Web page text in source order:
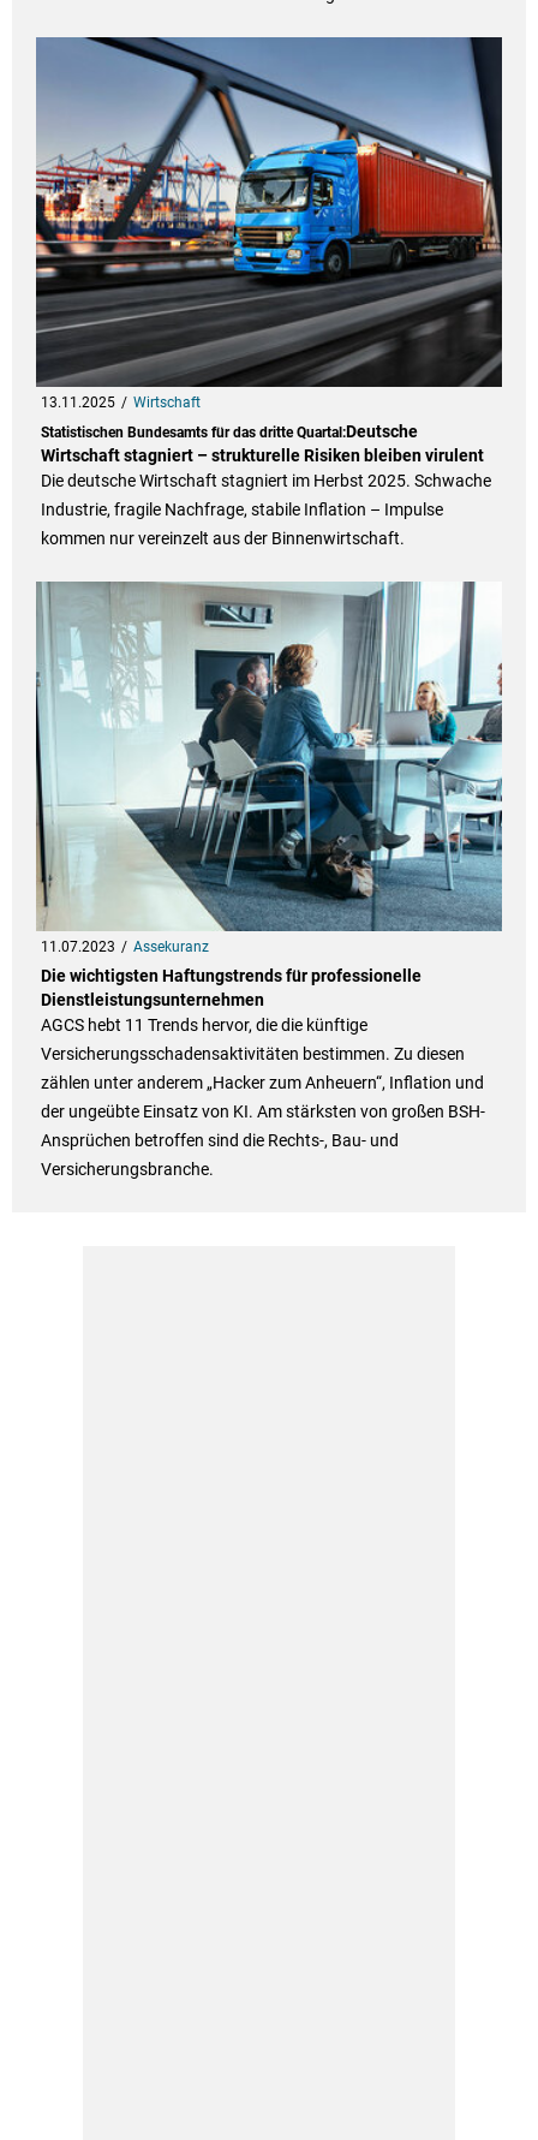
13.11.2025
Wirtschaft
Statistischen Bundesamts für das dritte Quartal:Deutsche
Wirtschaft stagniert – strukturelle Risiken bleiben virulent
Die deutsche Wirtschaft stagniert im Herbst 2025. Schwache
Industrie, fragile Nachfrage, stabile Inflation – Impulse
kommen nur vereinzelt aus der Binnenwirtschaft.
11.07.2023 Assekuranz
Die wichtigsten Haftungstrends für professionelle
Dienstleistungsunternehmen
AGCS hebt 11 Trends hervor, die die künftige
Versicherungsschadensaktivitäten bestimmen. Zu diesen
zählen unter anderem „Hacker zum Anheuern“, Inflation und
der ungeübte Einsatz von KI. Am stärksten von großen BSH-
Ansprüchen betroffen sind die Rechts-, Bau- und
Versicherungsbranche.